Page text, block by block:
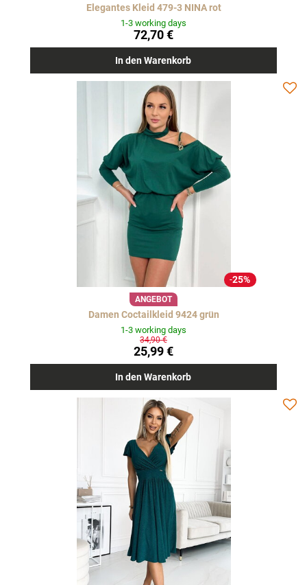
Elegantes Kleid 479-3 NINA rot
1-3 working days
72,70 €
In den Warenkorb
25%
ANGEBOT
Damen Coctailkleid 9424 grün
1-3 working days
25,99 €
34,90 €
In den Warenkorb